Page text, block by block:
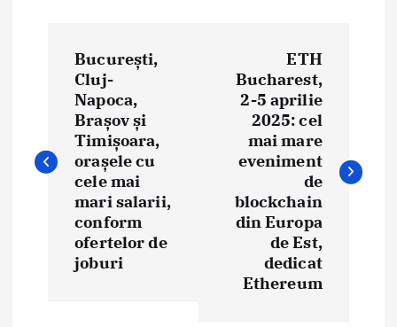
i
g
București,
Cluj-
Napoca,
Brașov și
Timișoara,
orașele cu
cele mai
mari salarii,
conform
ofertelor de
joburi
ETH
Bucharest,
2-5 aprilie
2025: cel
mai mare
eveniment
de
blockchain
din Europa
de Est,
dedicat
Ethereum